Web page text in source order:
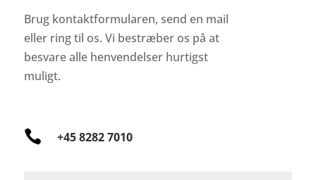
Brug kontaktformularen, send en mail
eller ring til os. Vi bestræber os på at
besvare alle henvendelser hurtigst
muligt.
 +45 8282 7010